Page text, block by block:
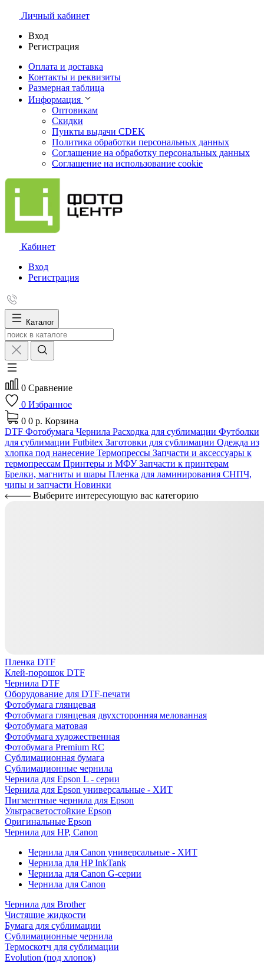
Личный кабинет
Вход
Регистрация
Оплата и доставка
Контакты и реквизиты
Размерная таблица
Информация
Оптовикам
Скидки
Пункты выдачи CDEK
Политика обработки персональных данных
Соглашение на обработку персональных данных
Соглашение на использование cookie
Кабинет
Вход
Регистрация
Каталог
0 Сравнение
0 Избранное
0 0 р. Корзина
DTF Фотобумага Чернила Расходка для сублимации Футболки
для сублимации Futbitex Заготовки для сублимации Одежда из
хлопка под нанесение Термопрессы Запчасти и аксессуары к
термопрессам Принтеры и МФУЗапчасти к принтерам
Брелки, магниты и шары Пленка для ламинирования СНПЧ,
чипы и запчасти Новинки
Выберите интересующую вас категорию
Пленка DTF
Клей-порошок DTF
Чернила DTF
Оборудование для DTF-печати
Фотобумага глянцевая
Фотобумага глянцевая двухсторонняя мелованная
Фотобумага матовая
Фотобумага художественная
Фотобумага Premium RC
Сублимационная бумага
Сублимационные чернила
Чернила для Epson L - серии
Чернила для Epson универсальные - ХИТ
Пигментные чернила для Epson
Ультрасветостойкие Epson
Оригинальные Epson
Чернила для HP, Canon
Чернила для Canon универсальные - ХИТ
Чернила для HP InkTank
Чернила для Canon G-серии
Чернила для Canon
Чернила для Brother
Чистящие жидкости
Бумага для сублимации
Сублимационные чернила
Термоскотч для сублимации
Evolution (под хлопок)